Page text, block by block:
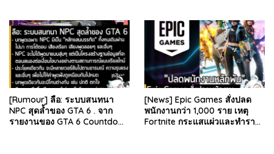
[Rumour] ลือ: ระบบสนทนา
NPC สุดล้ำของ GTA 6 . จาก
รายงานของ GTA 6 Countdown
[News] Epic Games สั่งปลด
พนักงานกว่า 1,000 ราย เหตุ
Fortnite กระแสแผ่วและทำราย